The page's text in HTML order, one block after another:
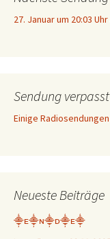
27. Januar um 20:03
Sendung
Einige
Neueste Beiträge
⸎ᴇ⸎ɴ⸎ᴅ⸎ᴇ⸎